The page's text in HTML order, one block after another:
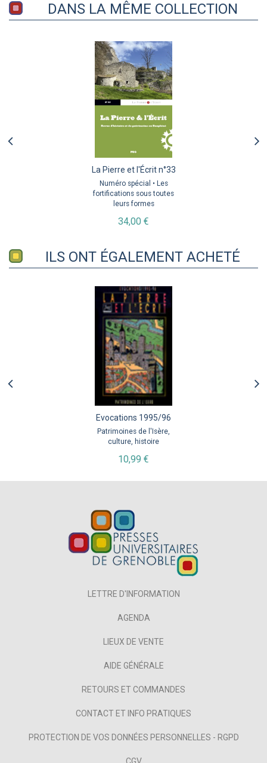
DANS LA MÊME COLLECTION
La Pierre et l'Écrit n°33
Numéro spécial • Les
fortifications sous toutes
leurs formes
34,00 €
ILS ONT ÉGALEMENT ACHETÉ
Evocations 1995/96
Patrimoines de l'Isère,
culture, histoire
10,99 €
LETTRE D'INFORMATION
AGENDA
LIEUX DE VENTE
AIDE GÉNÉRALE
RETOURS ET COMMANDES
CONTACT ET INFO PRATIQUES
PROTECTION DE VOS DONNÉES PERSONNELLES - RGPD